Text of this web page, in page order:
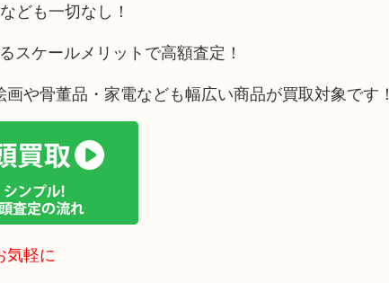
ども一切なし！
スケールメリットで高額査定！
や骨董品・家電なども幅広い商品が買取対象です！
気軽に